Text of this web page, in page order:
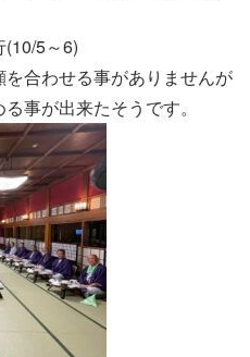
5～6)
合わせる事がありませんが
事が出来たそうです。